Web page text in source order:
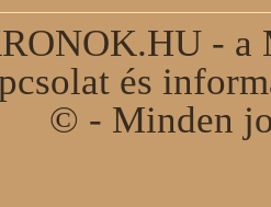
- a
és
© - Minden